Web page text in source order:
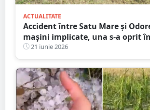
ACTUALITATE
Accident între Satu Mare și
mașini implicate, una s-a oprit
21 iunie 2026